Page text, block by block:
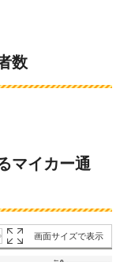
数
マイカー通
画面サイズで表示